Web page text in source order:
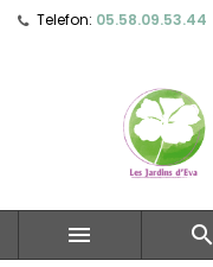
Telefon: 05.58.09.53.44
 